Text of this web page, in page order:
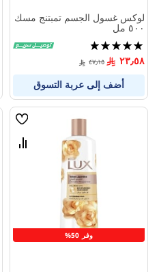
لوكس غسول الجسم تمبتنج مسك
٥٠٠ مل
تقييم:
95%
٢٣٫٥٨ ٤٧٫١٥
أضف إلى عربة التسوق
وفر 50%
قائمة
قارن